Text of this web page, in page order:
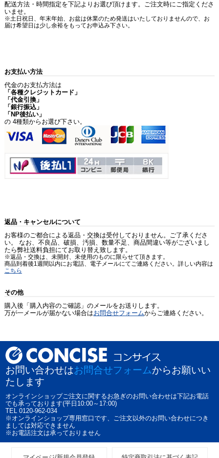
配送方法・時間指定を下記よりお選び頂けます。ご注文時にご指定くださ
いませ。
※土日祝日、年末年始、お盆は休業のため発送はいたしておりませんので、お
届け希望日は少し余裕をもってお申込み下さい。
お支払い方法
代金のお支払方法は
「各種クレジットカード」
「代金引換」
「銀行振込」
「NP後払い」
の 4種類からお選び下さい。
返品・キャンセルについて
お客様のご都合による返品・交換は受付しておりません。ご了承くださ
い。 なお、不良品、破損、汚損、数量不足、商品間違い等がございまし
たら弊社送料負担にてお取り替え致します。
※返品・交換は、未開封、未使用のものに限らせて頂きます。
商品到着後1週間以内にお電話、電子メールにてご連絡ください。詳しい内容は
こちら
その他
購入後「購入内容のご確認」のメールをお送りします。
万が一メールが届かない場合はお問合せフォームからご連絡ください。
お問い合わせはお問合せフォームからお願いい
たします
オンラインショップご注文に関するお急ぎのお問い合わせは下記お電話
でも承っております(平日10:00～17:00)
TEL 0120-962-034
※オンラインショップ専用窓口です、ご注文以外のお問い合わせにつき
ましては対応できません
※お電話注文は承っておりません